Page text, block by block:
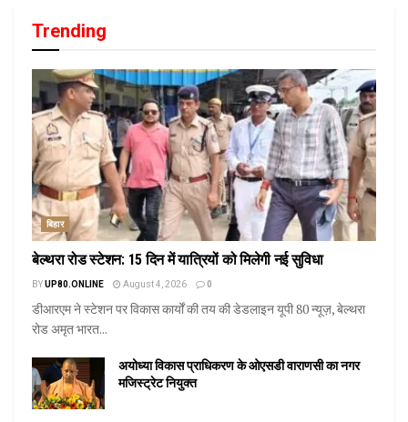
Trending
बिहार
बेल्थरा रोड स्टेशन: 15 दिन में यात्रियों को मिलेगी नई सुविधा
BYUP80.ONLINE August 4, 2026 0
डीआरएम ने स्टेशन पर विकास कार्यों की तय की डेडलाइन यूपी 80 न्यूज़, बेल्थरा
रोड अमृत भारत...
अयोध्या विकास प्राधिकरण के ओएसडी वाराणसी का नगर
मजिस्ट्रेट नियुक्त